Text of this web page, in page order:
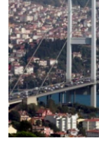
ՏԱՐԱԾԱՇՐՋԱՆ
ՄԻՋԱԶԳԱՅԻՆ
ՄՇԱԿՈՒՅԹ
ՍՊՈՐՏ